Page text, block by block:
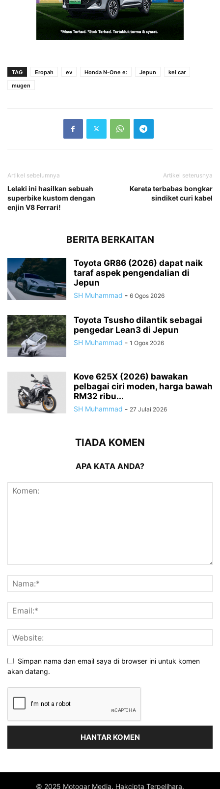
TAG Eropah ev Honda N-One e: Jepun
kei car
mugen
Artikel sebelumnya
Lelaki ini hasilkan sebuah
superbike kustom dengan
enjin V8 Ferrari!
Artikel seterusnya
Kereta terbabas bongkar
sindiket curi kabel
BERITA BERKAITAN
Toyota GR86 (2026) dapat naik
taraf aspek pengendalian di
Jepun
SH Muhammad - 6 Ogos 2026
Toyota Tsusho dilantik sebagai
pengedar Lean3 di Jepun
SH Muhammad - 1 Ogos 2026
Kove 625X (2026) bawakan
pelbagai ciri moden, harga bawah
RM32 ribu...
SH Muhammad - 27 Julai 2026
TIADA KOMEN
APA KATA ANDA?
Simpan nama dan email saya di browser ini untuk komen
akan datang.
© 2025 Motoqar Media. Hakcipta Terpelihara.